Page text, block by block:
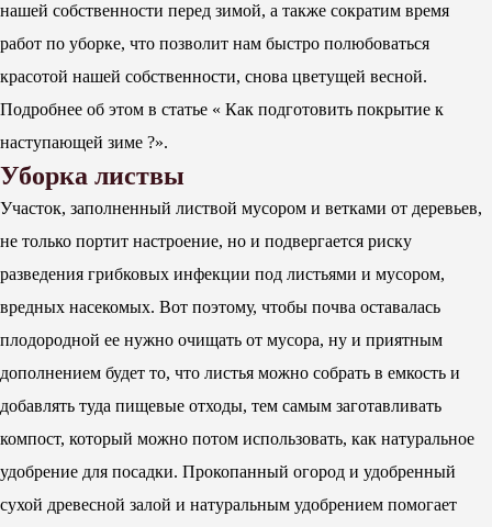
нашей собственности перед зимой, а также сократим время
работ по уборке, что позволит нам быстро полюбоваться
красотой нашей собственности, снова цветущей весной.
Подробнее об этом в статье « Как подготовить покрытие к
наступающей зиме ?».
Уборка листвы
Участок, заполненный листвой мусором и ветками от деревьев,
не только портит настроение, но и подвергается риску
разведения грибковых инфекции под листьями и мусором,
вредных насекомых. Вот поэтому, чтобы почва оставалась
плодородной ее нужно очищать от мусора, ну и приятным
дополнением будет то, что листья можно собрать в емкость и
добавлять туда пищевые отходы, тем самым заготавливать
компост, который можно потом использовать, как натуральное
удобрение для посадки. Прокопанный огород и удобренный
сухой древесной залой и натуральным удобрением помогает